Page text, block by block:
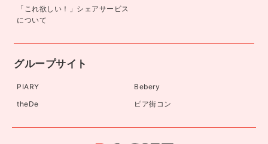
「これ欲しい！」シェアサービス
について
グループサイト
PIARY
Bebery
theDe
ピア街コン